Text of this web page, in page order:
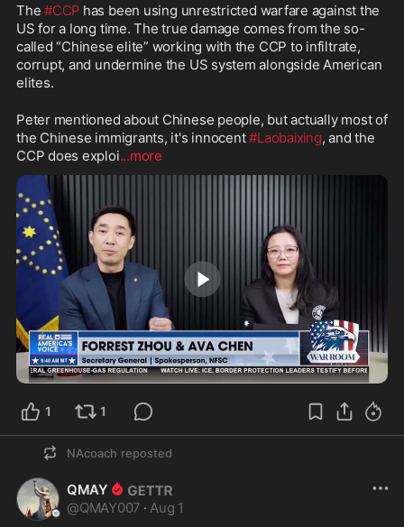
The #CCP has been using unrestricted warfare against the
US for a long time. The true damage comes from the so-
called “Chinese elite” working with the CCP to infiltrate,
corrupt, and undermine the US system alongside American
elites.
Peter mentioned about Chinese people, but actually most of
the Chinese immigrants, it's innocent #Laobaixing, and the
CCP does exploi...more
1:58
1 1
NAcoach reposted
QMAY
@QMAY007 · Aug 1